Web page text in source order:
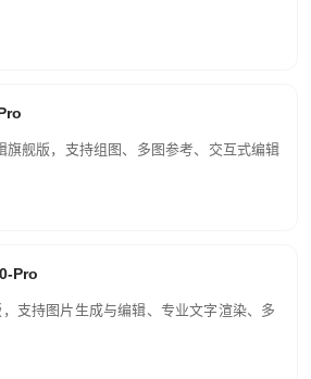
旗舰版，支持组图、多图参考、交互式编辑
Pro
支持图片生成与编辑、专业文字渲染、多